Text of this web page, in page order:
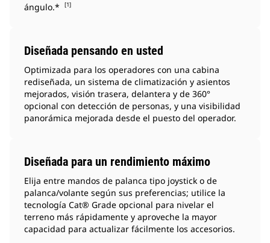
ángulo.*
[1]
Diseñada pensando en usted
Optimizada para los operadores con una cabina
rediseñada, un sistema de climatización y asientos
mejorados, visión trasera, delantera y de 360°
opcional con detección de personas, y una visibilidad
panorámica mejorada desde el puesto del operador.
Diseñada para un rendimiento máximo
Elija entre mandos de palanca tipo joystick o de
palanca/volante según sus preferencias; utilice la
tecnología Cat® Grade opcional para nivelar el
terreno más rápidamente y aproveche la mayor
capacidad para actualizar fácilmente los accesorios.